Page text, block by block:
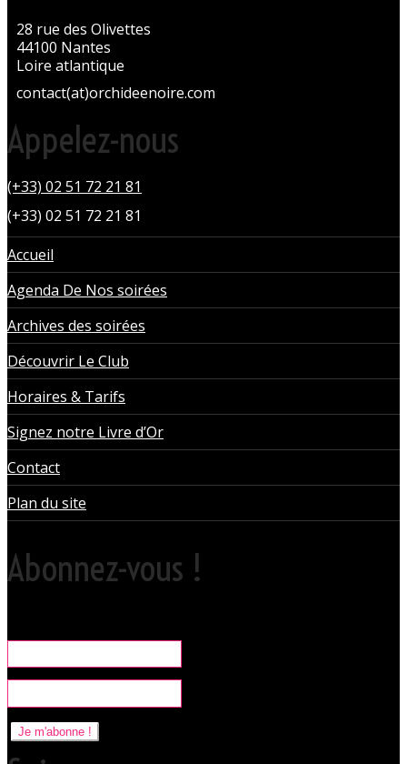
28 rue des Olivettes
44100 Nantes
Loire atlantique
contact(at)orchideenoire.com
Appelez-nous
(+33) 02 51 72 21 81
(+33) 02 51 72 21 81
Accueil
Agenda De Nos soirées
Archives des soirées
Découvrir Le Club
Horaires & Tarifs
Signez notre Livre d’Or
Contact
Plan du site
Abonnez-vous !
Je m'abonne !